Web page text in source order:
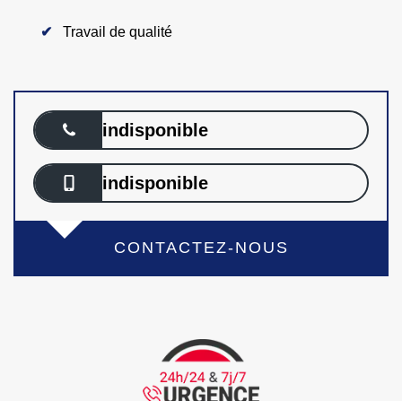
Travail de qualité
indisponible
indisponible
CONTACTEZ-NOUS